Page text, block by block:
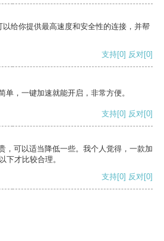
给你提供最高速度和安全性的连接，并帮
支持[0] 反对[0]
单，一键加速就能开启，非常方便。
支持[0] 反对[0]
，可以适当降低一些。我个人觉得，一款加
下才比较合理。
支持[0] 反对[0]